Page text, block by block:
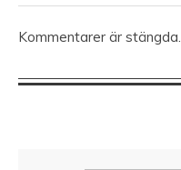
Kommentarer är stängda.